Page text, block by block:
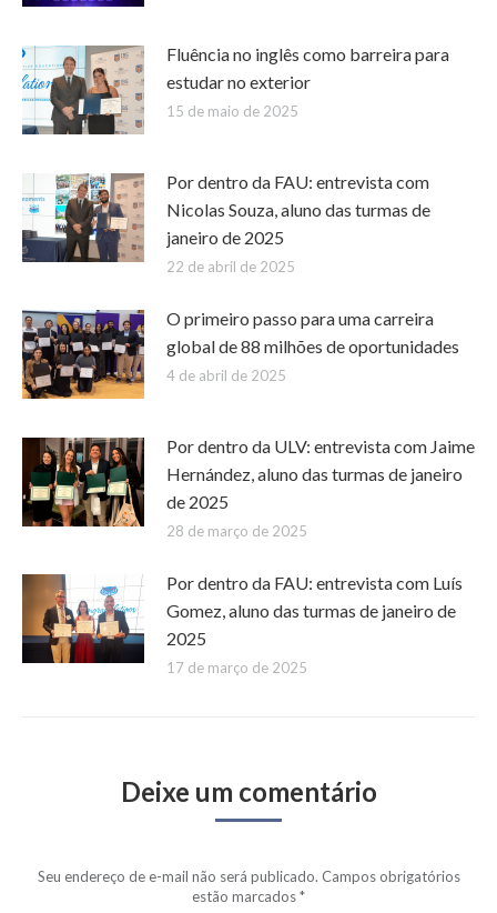
Fluência no inglês como barreira para
estudar no exterior
15 de maio de 2025
Por dentro da FAU: entrevista com
Nicolas Souza, aluno das turmas de
janeiro de 2025
22 de abril de 2025
O primeiro passo para uma carreira
global de 88 milhões de oportunidades
4 de abril de 2025
Por dentro da ULV: entrevista com Jaime
Hernández, aluno das turmas de janeiro
de 2025
28 de março de 2025
Por dentro da FAU: entrevista com Luís
Gomez, aluno das turmas de janeiro de
2025
17 de março de 2025
Deixe um comentário
Seu endereço de e-mail não será publicado. Campos obrigatórios
estão marcados*